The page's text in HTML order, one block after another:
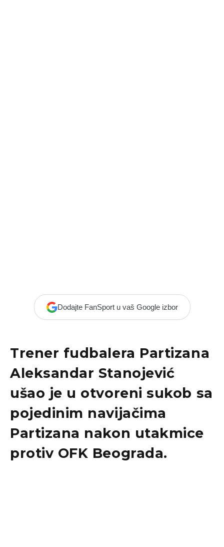
Dodajte FanSport u vaš Google izbor
Trener fudbalera Partizana
Aleksandar Stanojević
ušao je u otvoreni sukob sa
pojedinim navijačima
Partizana nakon utakmice
protiv OFK Beograda.